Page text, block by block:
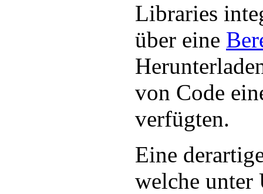
Libraries
über eine
von Code
verfügten.
Eine
welche unter